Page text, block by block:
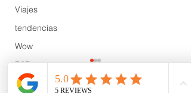
Viajes
tendencias
Wow
B2B
Showcase